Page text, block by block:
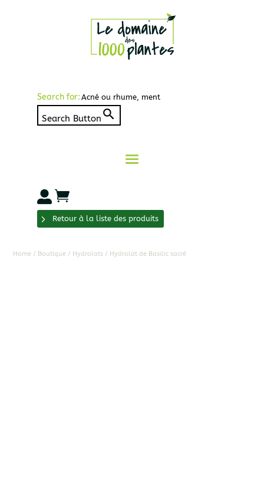
Search for:
Search Button
 
Retour à la liste des produits
Home / Boutique / Hydrolats / Hydrolat de Basilic sacré